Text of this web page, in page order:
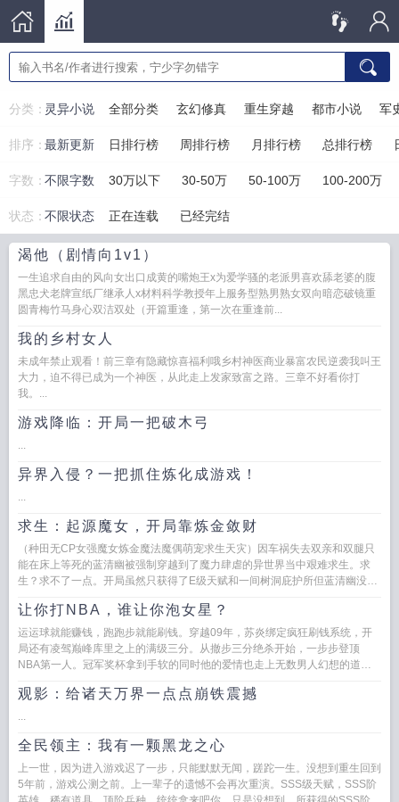
分类： 全部分类 玄幻修真 重生穿越 都市小说 军
灵异小说
排序： 日排行榜 周排行榜 月排行榜 总排行榜
最新更新
字数：不限字数 30万以下 30-50万 50-100万 100-200万
状态：不限状态 正在连载 已经完结
渴他（剧情向1v1）
一生追求自由的风向女出口成黄的嘴炮王x为爱学骚的老派男喜欢舔老婆的腹
黑忠犬老牌宣纸厂继承人x材料科学教授年上服务型熟男熟女双向暗恋破镜重
圆青梅竹马身心双洁双处（开篇重逢，第一次在重逢前...
我的乡村女人
未成年禁止观看！前三章有隐藏惊喜福利哦乡村神医商业暴富农民逆袭我叫王
大力，迫不得已成为一个神医，从此走上发家致富之路。三章不好看你打
我。...
游戏降临：开局一把破木弓
...
异界入侵？一把抓住炼化成游戏！
...
求生：起源魔女，开局靠炼金敛财
（种田无CP女强魔女炼金魔法魔偶萌宠求生天灾）因车祸失去双亲和双腿只
能在床上等死的蓝清幽被强制穿越到了魔力肆虐的异世界当中艰难求生。求
生？求不了一点。开局虽然只获得了E级天赋和一间树洞庇护所但蓝清幽没有
让你打NBA，谁让你泡女星？
运运球就能赚钱，跑跑步就能刷钱。穿越09年，苏炎绑定疯狂刷钱系统，开
局还有凌驾巅峰库里之上的满级三分。从撤步三分绝杀开始，一步步登顶
NBA第一人。冠军奖杯拿到手软的同时他的爱情也走上无数男人幻想的道
观影：给诸天万界一点点崩铁震撼
...
全民领主：我有一颗黑龙之心
上一世，因为进入游戏迟了一步，只能默默无闻，蹉跎一生。没想到重生回到
5年前，游戏公测之前。上一辈子的遗憾不会再次重演。SSS级天赋，SSS阶